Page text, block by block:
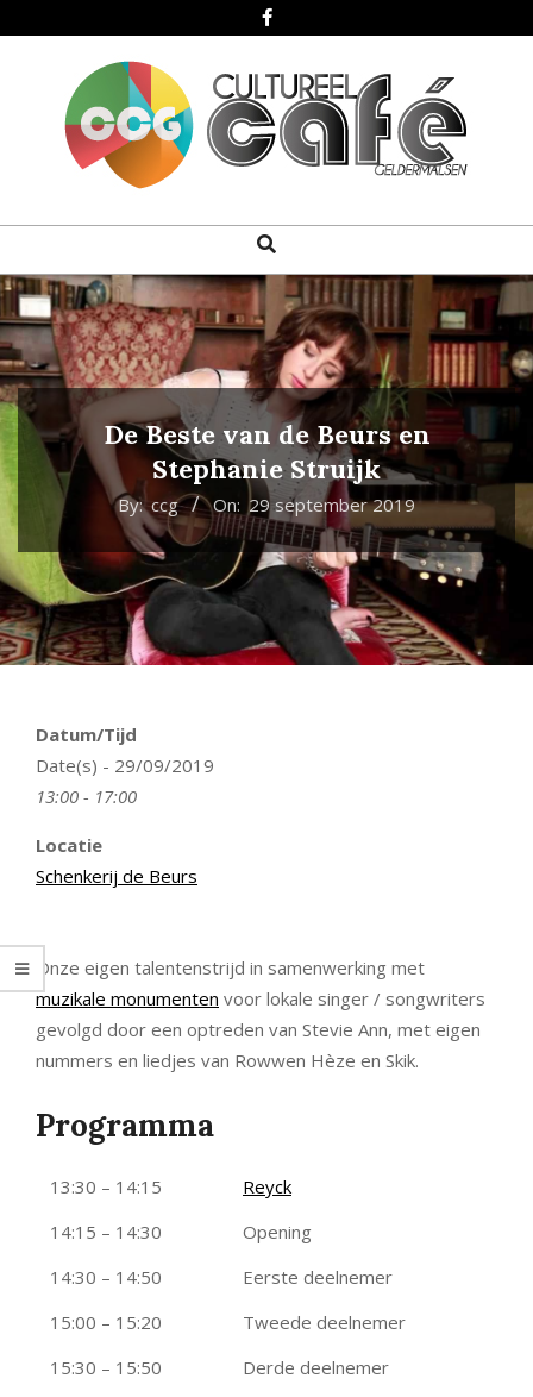
CULTUREEL
GELDERMALSEN
Navigation
Menu
Search
De Beste van de Beurs en
Stephanie Struijk
By: ccg On: 29 september 2019
Datum/Tijd
Date(s) - 29/09/2019
13:00 - 17:00
Locatie
Schenkerij de Beurs
Onze eigen talentenstrijd in samenwerking met
muzikale monumenten voor lokale singer / songwriters
gevolgd door een optreden van Stevie Ann, met eigen
nummers en liedjes van Rowwen Hèze en Skik.
Programma
13:30 – 14:15
Reyck
14:15 – 14:30
Opening
14:30 – 14:50
Eerste deelnemer
15:00 – 15:20
Tweede deelnemer
15:30 – 15:50
Derde deelnemer